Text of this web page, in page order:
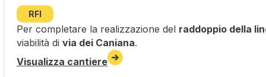
RFI
Per completare la realizzazione del raddoppio della
viabilità di via dei Caniana.
Visualizza cantiere